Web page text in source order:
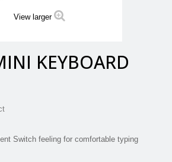
View larger
KEYBOARD
Switch feeling for comfortable typing